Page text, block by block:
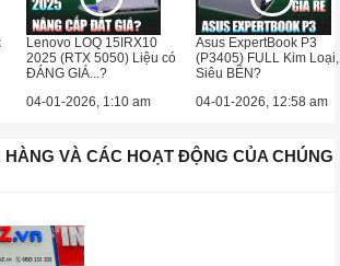
Lenovo LOQ 15IRX10
2025 (RTX 5050) Liệu có
ĐÁNG GIÁ...?
04-01-2026, 1:10 am
Asus ExpertBook P3
(P3405) FULL Kim Loại,
Siêu BỀN?
04-01-2026, 12:58 am
HÀNG VÀ CÁC HOẠT ĐỘNG CỦA CHÚNG